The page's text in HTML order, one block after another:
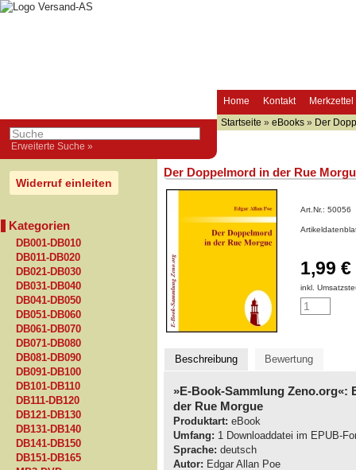
Home Kontakt Merkzettel
Erweiterte Suche »
Startseite » eBooks » Der
Widerruf einleiten
Kategorien
DB001-DB010
DB011-DB020
DB021-DB030
DB031-DB040
DB041-DB050
DB051-DB060
DB061-DB070
DB071-DB080
DB081-DB090
DB091-DB100
DB101-DB110
DB111-DB120
DB121-DB130
DB131-DB140
DB141-DB150
DB151-DB165
Der Doppelmord in der Rue
Art.Nr.: 50056
1,99 €
inkl.
Beschreibung Bewertung
»E-Book-Sammlung Zeno.org«:
der Rue Morgue
Produktart: eBook
Umfang: 1 Downloaddatei im EPUB-
Sprache: deutsch
Autor: Edgar Allan Poe